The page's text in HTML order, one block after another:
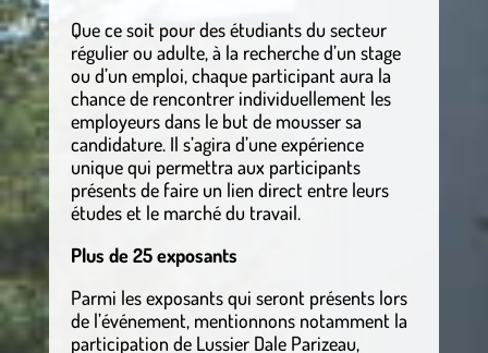
Que ce soit pour des étudiants du secteur
régulier ou adulte, à la recherche d’un stage
ou d’un emploi, chaque participant aura la
chance de rencontrer individuellement les
employeurs dans le but de mousser sa
candidature. Il s’agira d’une expérience
unique qui permettra aux participants
présents de faire un lien direct entre leurs
études et le marché du travail.
Plus de 25 exposants
Parmi les exposants qui seront présents lors
de l’événement, mentionnons notamment la
participation de Lussier Dale Parizeau,